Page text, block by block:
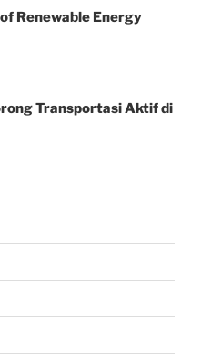
Renewable Energy
Transportasi Aktif di